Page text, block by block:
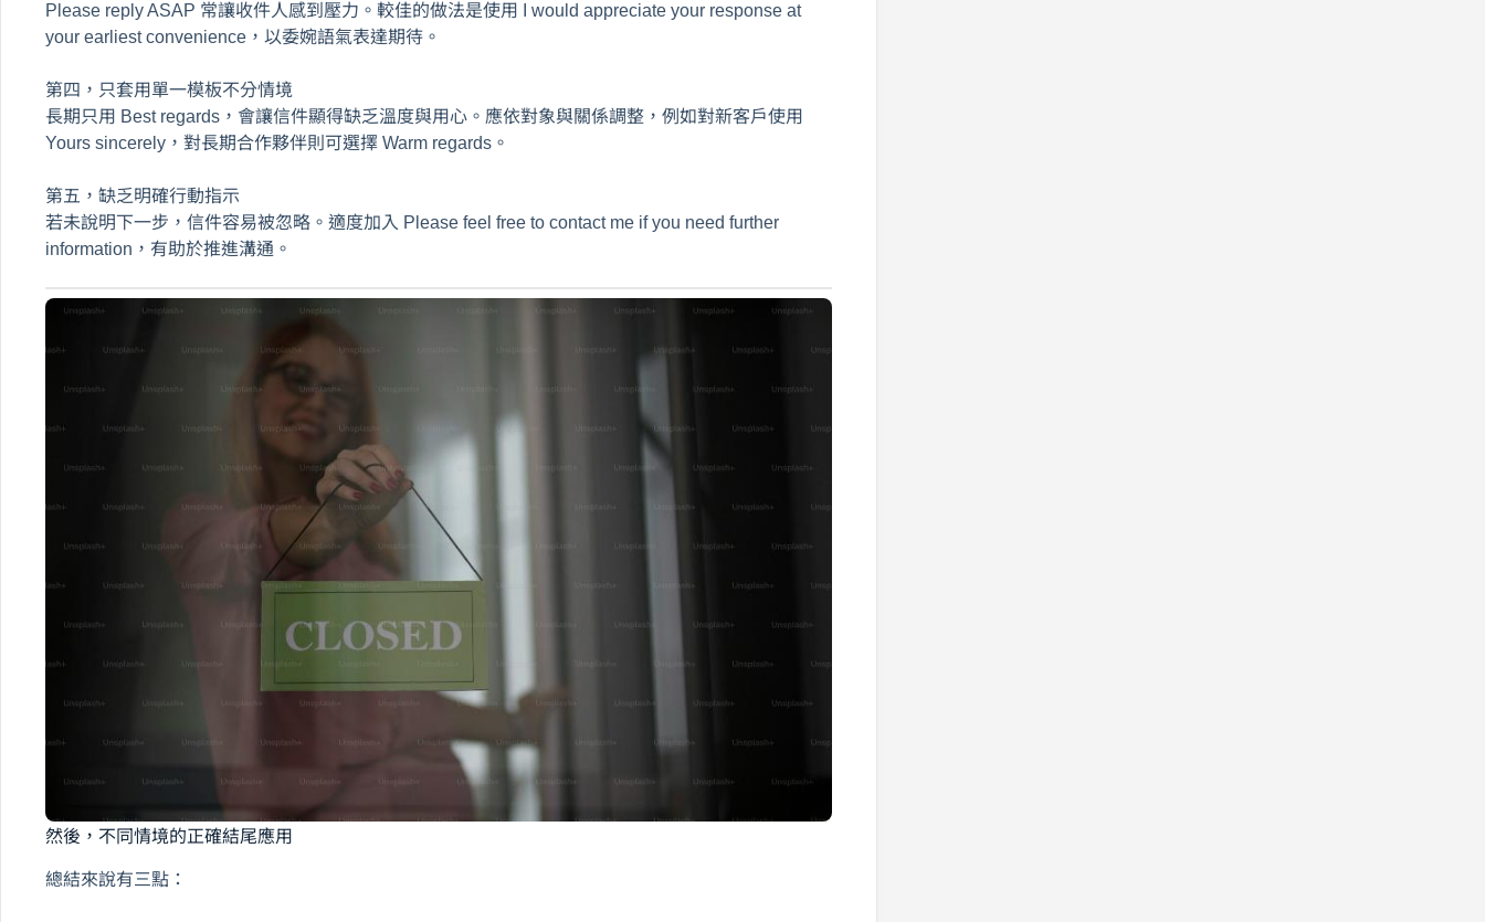
Please reply ASAP 常讓收件人感到壓力。較佳的做法是使用 I would appreciate your response at
your earliest convenience，以委婉語氣表達期待。
第四，只套用單一模板不分情境
長期只用 Best regards，會讓信件顯得缺乏溫度與用心。應依對象與關係調整，例如對新客戶使用
Yours sincerely，對長期合作夥伴則可選擇 Warm regards。
第五，缺乏明確行動指示
若未說明下一步，信件容易被忽略。適度加入 Please feel free to contact me if you need further
information，有助於推進溝通。
然後，不同情境的正確結尾應用
總結來說有三點：